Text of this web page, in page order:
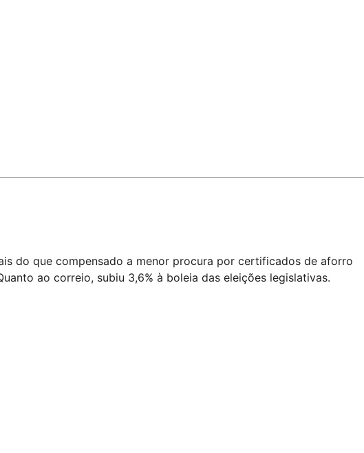
do que compensado a menor procura por certificados de aforro
ao correio, subiu 3,6% à boleia das eleições legislativas.